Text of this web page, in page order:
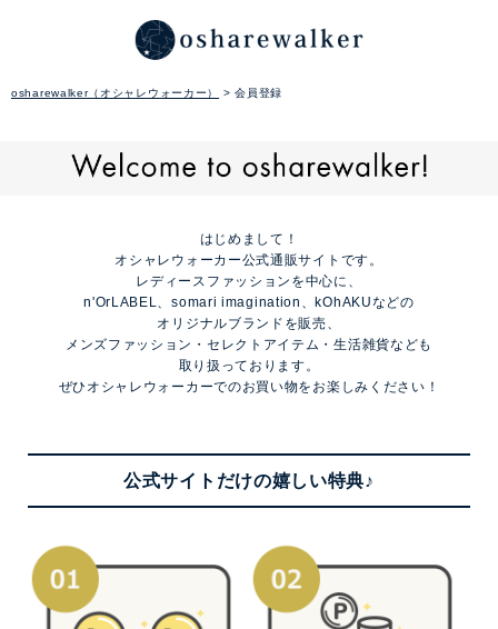
osharewalker（オシャレウォーカー） 会員登録
はじめまして！
オシャレウォーカー公式通販サイトです。
レディースファッションを中心に、
n'OrLABEL、somari imagination、kOhAKUなどの
オリジナルブランドを販売、
メンズファッション・セレクトアイテム・生活雑貨なども
取り扱っております。
ぜひオシャレウォーカーでのお買い物をお楽しみください！
公式サイトだけの嬉しい特典♪